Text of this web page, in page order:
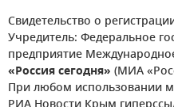
Свидетельство о
Учредитель: Федеральное
предприятие
«Россия сегодня» (МИА
При любом использовании